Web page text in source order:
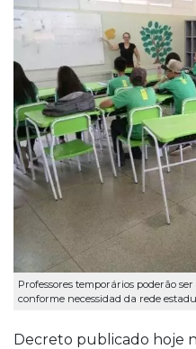
Professores temporários poderão
conforme necessidad da rede
Decreto publicado hoje